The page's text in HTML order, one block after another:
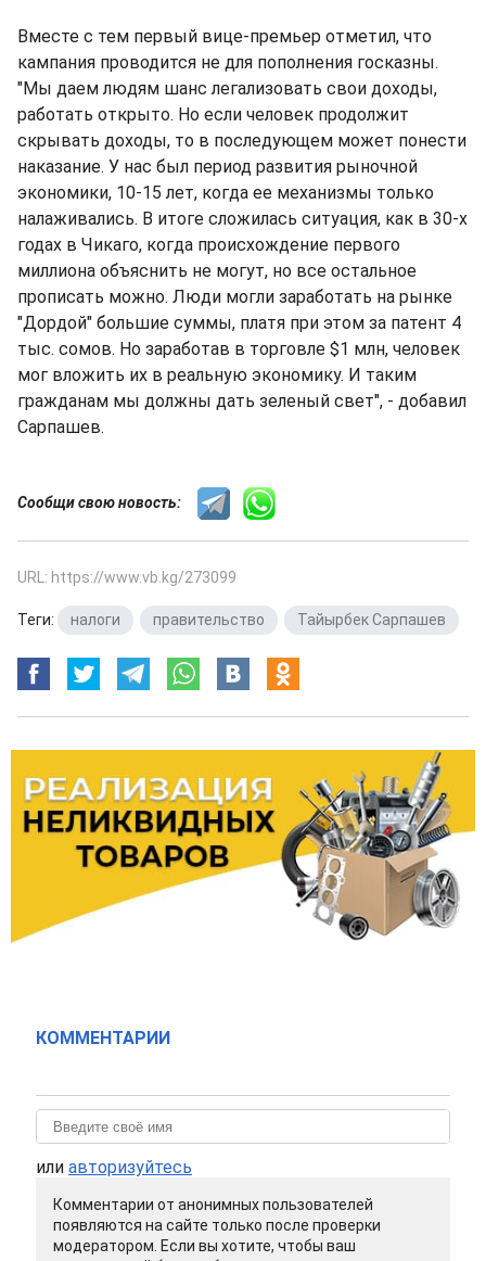
Вместе с тем первый вице-премьер отметил, что
кампания проводится не для пополнения госказны.
"Мы даем людям шанс легализовать свои доходы,
работать открыто. Но если человек продолжит
скрывать доходы, то в последующем может понести
наказание. У нас был период развития рыночной
экономики, 10-15 лет, когда ее механизмы только
налаживались. В итоге сложилась ситуация, как в 30-х
годах в Чикаго, когда происхождение первого
миллиона объяснить не могут, но все остальное
прописать можно. Люди могли заработать на рынке
"Дордой" большие суммы, платя при этом за патент 4
тыс. сомов. Но заработав в торговле $1 млн, человек
мог вложить их в реальную экономику. И таким
гражданам мы должны дать зеленый свет", - добавил
Сарпашев.
Сообщи свою новость:
URL: https://www.vb.kg/273099
Теги: налоги правительство Тайырбек Сарпашев
КОММЕНТАРИИ
или авторизуйтесь
Комментарии от анонимных пользователей
появляются на сайте только после проверки
модератором. Если вы хотите, чтобы ваш